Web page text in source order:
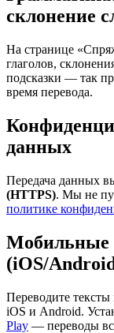
склонение
На странице
глаголов,
подсказки — так
время перевода.
данных
Передача данных
(HTTPS). Мы не
политике
Мобильные
(iOS/
Переводите тексты
iOS и Android.
Play — переводы